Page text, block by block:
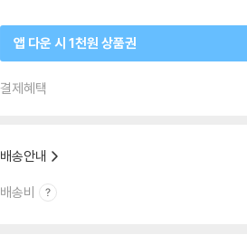
앱 다운 시 1천원 상품권
결제혜택
배송안내
배송비